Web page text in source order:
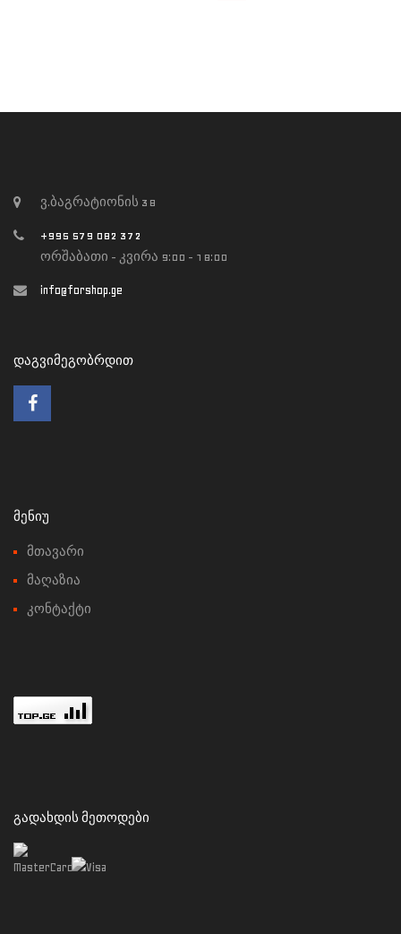
ვ.ბაგრატიონის 38
+995 579 082 372
ორშაბათი - კვირა 9:00 - 18:00
info@forshop.ge
ᲓᲐᲒᲕᲘᲛᲔᲒᲝᲑᲠᲓᲘᲗ
ᲛᲔᲜᲘᲣ
მთავარი
მაღაზია
კონტაქტი
ᲒᲐᲓᲐᲮᲓᲘᲡ ᲛᲔᲗᲝᲓᲔᲑᲘ